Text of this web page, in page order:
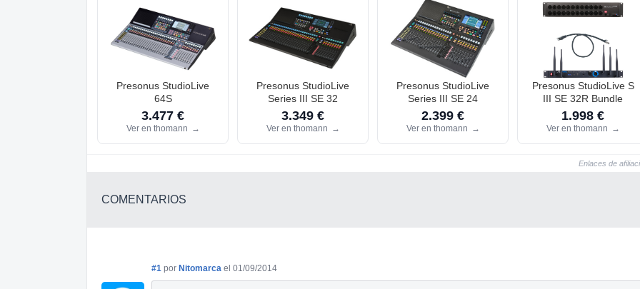
Presonus StudioLive
64S
3.477 €
Ver en thomann →
Presonus StudioLive
Series III SE 32
3.349 €
Ver en thomann →
Presonus StudioLive
Series III SE 24
2.399 €
Ver en thomann →
Presonus StudioLive S
III SE 32R Bundle
1.998 €
Ver en thomann →
Enlaces de
COMENTARIOS
#1 por Nitomarca el 01/09/2014